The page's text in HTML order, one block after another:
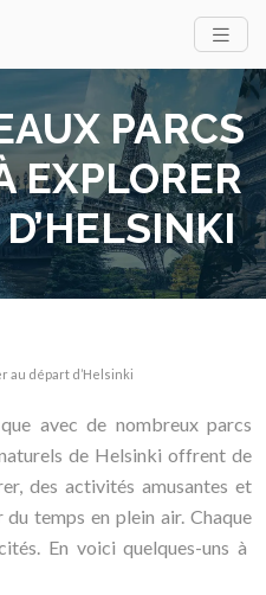
PARCS
EXPLORER
au départ d’Helsinki
avec de nombreux parcs
de Helsinki offrent de
des activités amusantes et
temps en plein air. Chaque
En voici quelques-uns à